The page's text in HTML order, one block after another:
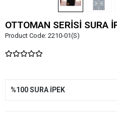
OTTOMAN SERİSİ SURA
Product Code: 2210-01(S)
%100 SURA İPEK